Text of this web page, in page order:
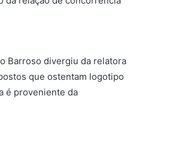
Barroso divergiu da relatora
que ostentam logotipo
é proveniente da